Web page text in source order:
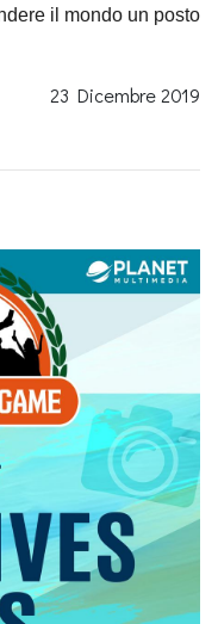
il mondo un posto
23 Dicembre 2019